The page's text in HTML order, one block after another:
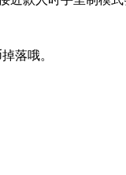
落哦。